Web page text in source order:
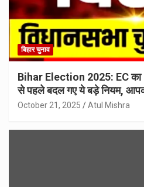
बिहार चुनाव
Bihar Election 2025: EC का
से पहले बदल गए ये बड़े नियम,
October 21, 2025 Atul Mishra